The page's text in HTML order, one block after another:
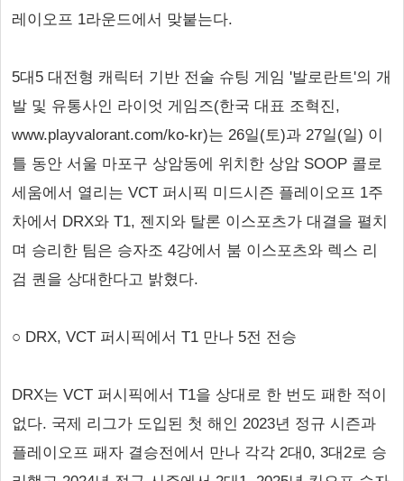
레이오프 1라운드에서 맞붙는다.
5대5 대전형 캐릭터 기반 전술 슈팅 게임 '발로란트'의 개
발 및 유통사인 라이엇 게임즈(한국 대표 조혁진,
www.playvalorant.com/ko-kr)는 26일(토)과 27일(일) 이
틀 동안 서울 마포구 상암동에 위치한 상암 SOOP 콜로
세움에서 열리는 VCT 퍼시픽 미드시즌 플레이오프 1주
차에서 DRX와 T1, 젠지와 탈론 이스포츠가 대결을 펼치
며 승리한 팀은 승자조 4강에서 붐 이스포츠와 렉스 리
검 퀀을 상대한다고 밝혔다.
○ DRX, VCT 퍼시픽에서 T1 만나 5전 전승
DRX는 VCT 퍼시픽에서 T1을 상대로 한 번도 패한 적이
없다. 국제 리그가 도입된 첫 해인 2023년 정규 시즌과
플레이오프 패자 결승전에서 만나 각각 2대0, 3대2로 승